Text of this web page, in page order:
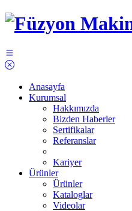
Anasayfa
Kurumsal
Hakkımızda
Bizden Haberler
Sertifikalar
Referanslar
Kariyer
Ürünler
Ürünler
Kataloglar
Videolar